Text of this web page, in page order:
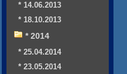
* 14.06.2013
* 18.10.2013
* 2014
* 25.04.2014
* 23.05.2014